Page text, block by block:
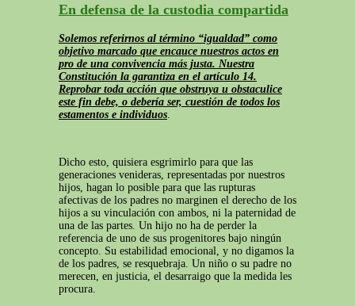
En defensa de la custodia compartida
Solemos referirnos al término “igualdad” como
objetivo marcado que encauce nuestros actos en
pro de una convivencia más justa. Nuestra
Constitución la garantiza en el artículo 14.
Reprobar toda acción que obstruya u obstaculice
este fin debe, o debería ser, cuestión de todos los
estamentos e individuos.
Dicho esto, quisiera esgrimirlo para que las
generaciones venideras, representadas por nuestros
hijos, hagan lo posible para que las rupturas
afectivas de los padres no marginen el derecho de los
hijos a su vinculación con ambos, ni la paternidad de
una de las partes. Un hijo no ha de perder la
referencia de uno de sus progenitores bajo ningún
concepto. Su estabilidad emocional, y no digamos la
de los padres, se resquebraja. Un niño o su padre no
merecen, en justicia, el desarraigo que la medida les
procura.